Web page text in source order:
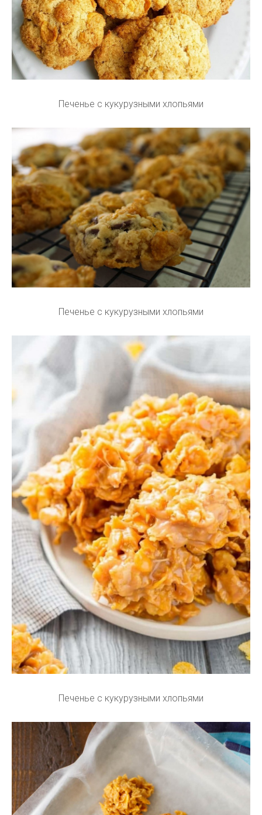
Печенье с кукурузными хлопьями
Печенье с кукурузными хлопьями
Печенье с кукурузными хлопьями